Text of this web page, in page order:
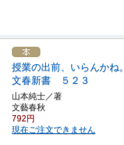
授業の出前、いらんかね。
文春新書 ５２３
山本純士／著
文藝春秋
792円
現在ご注文できません